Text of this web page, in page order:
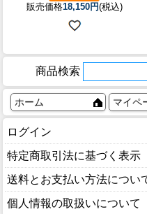
販売価格18,150円(税込)
商品検索
ホーム マイペ
ログイン
特定商取引法に基づく表示
送料とお支払い方法につい
個人情報の取扱いについて